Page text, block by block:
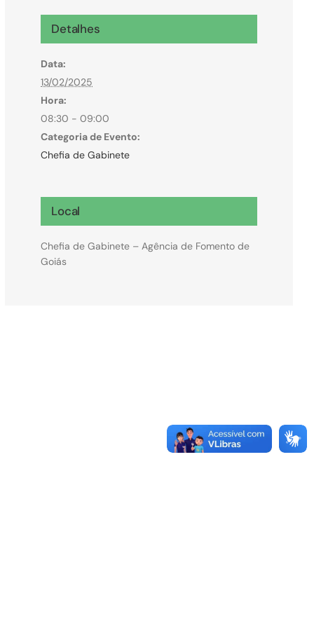
Microcrédito
Para MEI, microempresas e pessoas físicas
(feirantes e transportes)
Detalhes
Data:
13/02/2025
Hora:
08:30 - 09:00
Categoria de Evento:
Chefia de Gabinete
Local
Chefia de Gabinete – Agência de Fomento de
Goiás